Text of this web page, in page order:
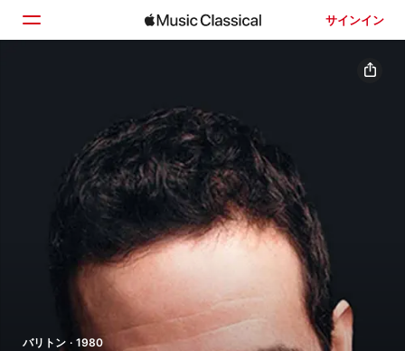
サインイン
見つける
検索
バリトン · 1980